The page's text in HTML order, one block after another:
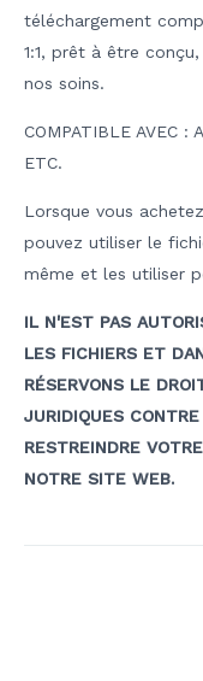
téléchargement
1:1, prêt à être
nos soins.
COMPATIBLE AVEC :
ETC.
Lorsque vous
pouvez utiliser le
même et les utiliser
IL N'EST PAS
LES FICHIERS ET
RÉSERVONS LE
JURIDIQUES
RESTREINDRE
NOTRE SITE WEB.